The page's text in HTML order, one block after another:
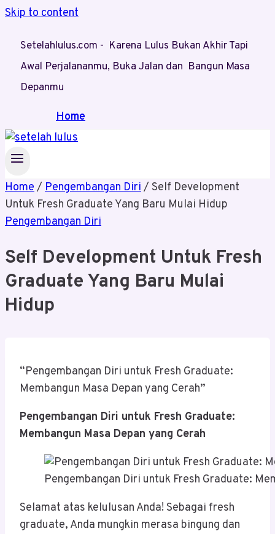
Skip to content
Setelahlulus.com - Karena Lulus Bukan Akhir Tapi
Awal Perjalananmu, Buka Jalan dan Bangun Masa
Depanmu
Home
Home/ Pengembangan Diri/ Self Development
Untuk Fresh Graduate Yang Baru Mulai Hidup
Pengembangan Diri
Self Development Untuk Fresh
Graduate Yang Baru Mulai
Hidup
“Pengembangan Diri untuk Fresh Graduate:
Membangun Masa Depan yang Cerah”
Pengembangan Diri untuk Fresh Graduate:
Membangun Masa Depan yang Cerah
Pengembangan Diri untuk Fresh Graduate:
Selamat atas kelulusan Anda! Sebagai fresh
graduate, Anda mungkin merasa bingung dan